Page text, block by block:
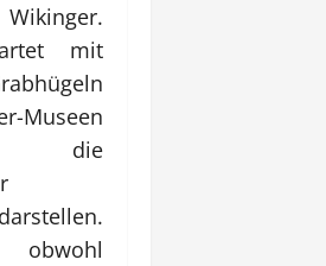
mit
Museen
die